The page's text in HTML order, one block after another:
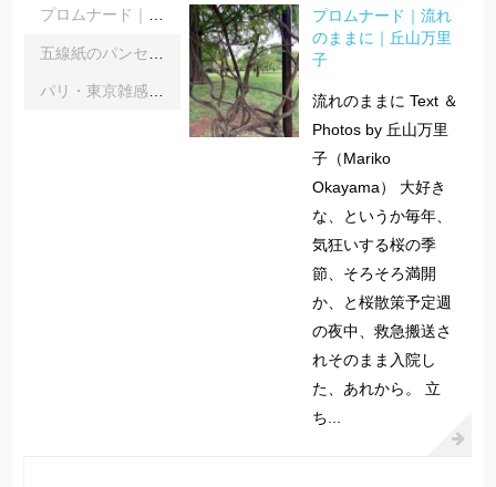
プロムナード｜流れのままに｜丘山万里子
プロムナード｜流れ
のままに｜丘山万里
子
流れのままに Text ＆
Photos by 丘山万里
子（Mariko
Okayama） 大好き
な、というか毎年、
気狂いする桜の季
節、そろそろ満開
か、と桜散策予定週
の夜中、救急搬送さ
れそのまま入院し
た、あれから。 立
ち...